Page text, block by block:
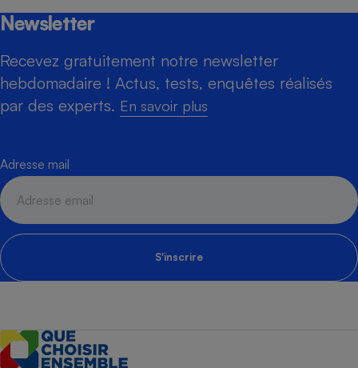
Newsletter
Recevez gratuitement notre newsletter
hebdomadaire ! Actus, tests, enquêtes réalisés
par des experts. En savoir plus
Adresse mail
S'inscrire